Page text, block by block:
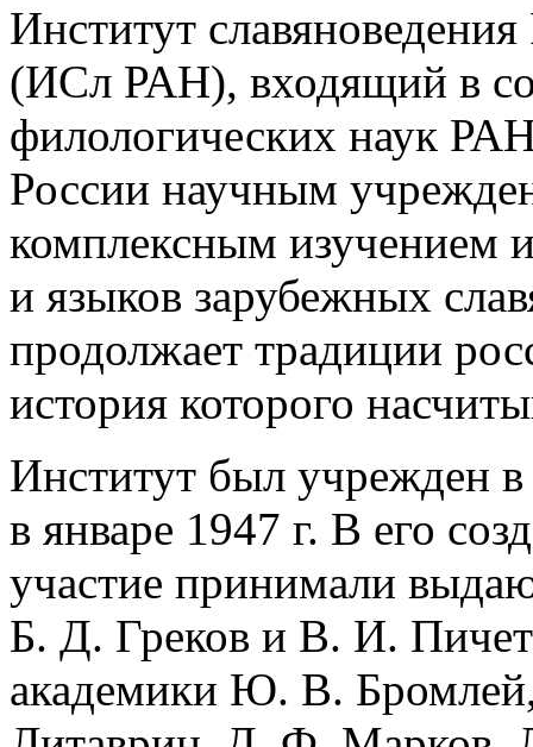
Институт
(ИСл РАН), входящий в
филологических наук
России научным
комплексным изучением
и языков зарубежных
продолжает традиции
история которого
Институт был учрежден в
в январе 1947 г. В его
участие принимали
Б. Д. Греков и В. И.
академики Ю. В.